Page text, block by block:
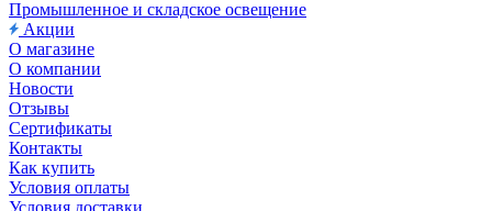
Промышленное и складское освещение
Акции
О магазине
О компании
Новости
Отзывы
Сертификаты
Контакты
Как купить
Условия оплаты
Условия доставки